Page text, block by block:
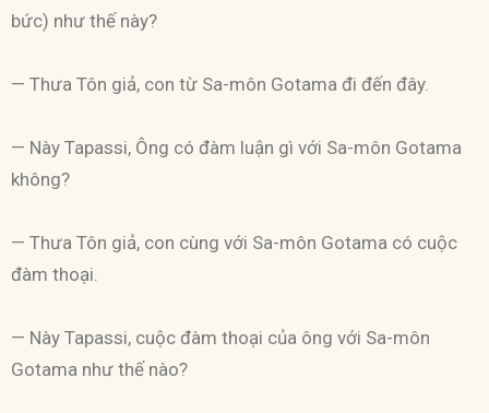
bức) như thế này?
— Thưa Tôn giả, con từ Sa-môn Gotama đi đến đây.
— Này Tapassi, Ông có đàm luận gì với Sa-môn Gotama
không?
— Thưa Tôn giả, con cùng với Sa-môn Gotama có cuộc
đàm thoại.
— Này Tapassi, cuộc đàm thoại của ông với Sa-môn
Gotama như thế nào?